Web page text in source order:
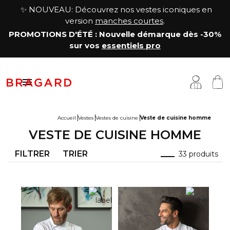
✨ NOUVEAU: Découvrez nos vestes iconiques en
version manches courtes.
PROMOTIONS D'ÉTÉ : Nouvelle démarque dès -30%
sur vos essentiels pro

& Jupes
& Chaussettes
cuisine
boucher, charcutier, traiteur
service & hôtellerie
médicale
Maison
histoire
& Collaborations
Accueil Vestes Vestes de cuisine Veste de cuisine homme
VESTE DE CUISINE HOMME
FILTRER TRIER 33 produits